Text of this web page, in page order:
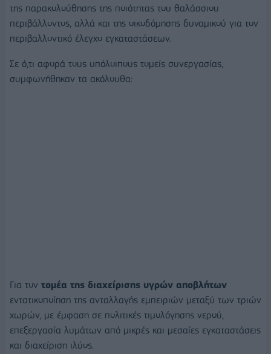
της παρακολούθησης της ποιότητας του θαλάσσιου
περιβάλλοντος, αλλά και της οικοδόμησης δυναμικού για τον
περιβαλλοντικό έλεγχο εγκαταστάσεων.
Σε ό,τι αφορά τους υπόλοιπους τομείς συνεργασίας,
συμφωνήθηκαν τα ακόλουθα:
Για τον τομέα της διαχείρισης υγρών αποβλήτων
εντατικοποίηση της ανταλλαγής εμπειριών μεταξύ των τριών
χωρών, με έμφαση σε πολιτικές τιμολόγησης νερού,
επεξεργασία λυμάτων από μικρές και μεσαίες εγκαταστάσεις
και διαχείριση ιλύος.